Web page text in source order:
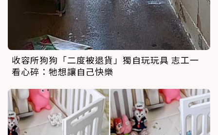
收容所狗狗「二度被退貨」獨自玩玩具 志工一
看心碎：牠想讓自己快樂